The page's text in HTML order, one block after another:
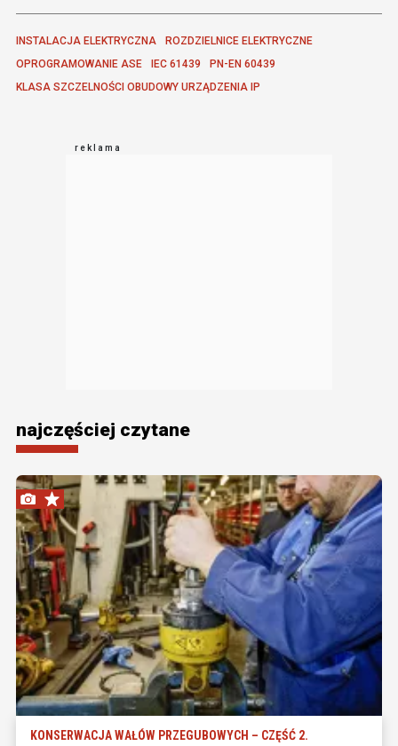
INSTALACJA ELEKTRYCZNA
ROZDZIELNICE ELEKTRYCZNE
OPROGRAMOWANIE ASE
IEC 61439
PN-EN 60439
KLASA SZCZELNOŚCI OBUDOWY URZĄDZENIA IP
najczęściej czytane
KONSERWACJA WAŁÓW PRZEGUBOWYCH – CZĘŚĆ 2.